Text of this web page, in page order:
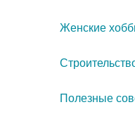
Женские
Полезные